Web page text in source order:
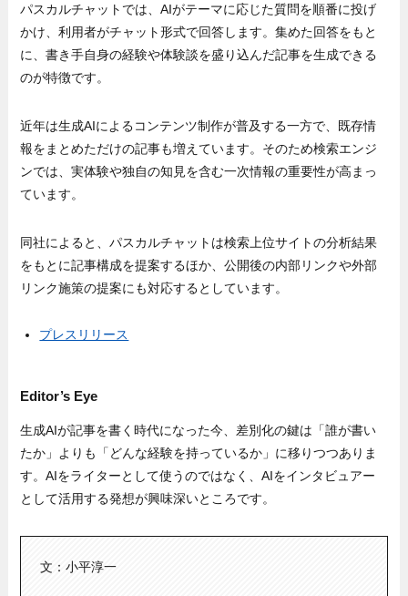
パスカルチャットでは、AIがテーマに応じた質問を順番に投げ
かけ、利用者がチャット形式で回答します。集めた回答をもと
に、書き手自身の経験や体験談を盛り込んだ記事を生成できる
のが特徴です。
近年は生成AIによるコンテンツ制作が普及する一方で、既存情
報をまとめただけの記事も増えています。そのため検索エンジ
ンでは、実体験や独自の知見を含む一次情報の重要性が高まっ
ています。
同社によると、パスカルチャットは検索上位サイトの分析結果
をもとに記事構成を提案するほか、公開後の内部リンクや外部
リンク施策の提案にも対応するとしています。
プレスリリース
Editor’s Eye
生成AIが記事を書く時代になった今、差別化の鍵は「誰が書い
たか」よりも「どんな経験を持っているか」に移りつつありま
す。AIをライターとして使うのではなく、AIをインタビュアー
として活用する発想が興味深いところです。
文：小平淳一